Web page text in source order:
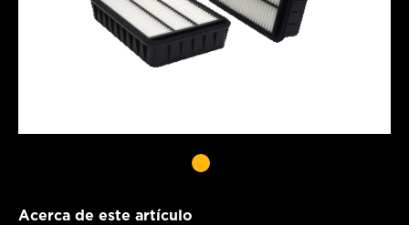
Acerca de este artículo